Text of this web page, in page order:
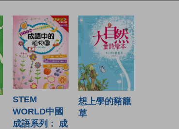
STEM
WORLD中國
成語系列： 成
想上學的豬籠
草